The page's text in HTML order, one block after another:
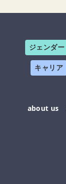
ジェンダー
キャリア
about us